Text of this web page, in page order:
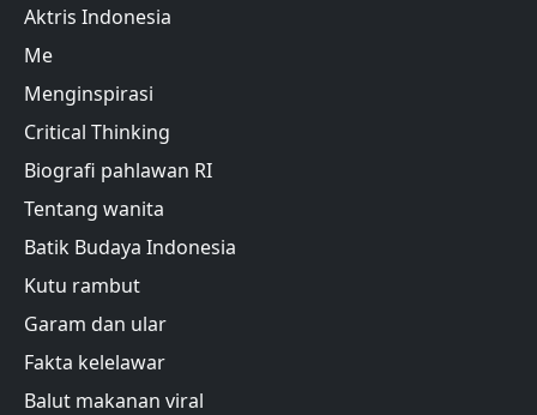
Aktris Indonesia
Me
Menginspirasi
Critical Thinking
Biografi pahlawan RI
Tentang wanita
Batik Budaya Indonesia
Kutu rambut
Garam dan ular
Fakta kelelawar
Balut makanan viral